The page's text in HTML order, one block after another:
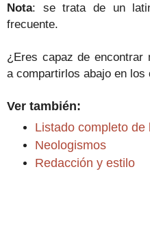
Nota: se trata de un
frecuente.
¿Eres capaz de encontrar
a compartirlos abajo en los
Ver también:
Listado completo de
Neologismos
Redacción y estilo